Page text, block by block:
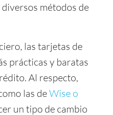
métodos de
las tarjetas de
prácticas y baratas
Al respecto,
las deWise o
un tipo de cambio